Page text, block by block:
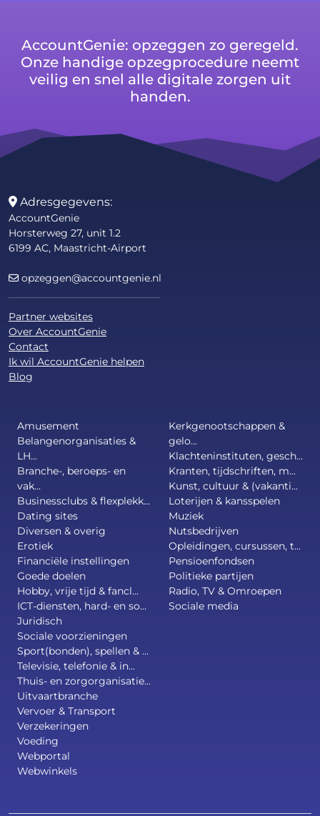
AccountGenie: opzeggen zo geregeld.
Onze handige opzegprocedure neemt
veilig en snel alle digitale zorgen uit
handen.
Adresgegevens:
AccountGenie
Horsterweg 27, unit 1.2
6199 AC, Maastricht-Airport
opzeggen@accountgenie.nl
Partner websites
Over AccountGenie
Contact
Ik wil AccountGenie helpen
Blog
Amusement
Belangenorganisaties &
LH...
Branche-, beroeps- en
vak...
Businessclubs & flexplekk...
Dating sites
Diversen & overig
Erotiek
Financiële instellingen
Goede doelen
Hobby, vrije tijd & fancl...
ICT-diensten, hard- en so...
Juridisch
Kerkgenootschappen &
gelo...
Klachteninstituten, gesch...
Kranten, tijdschriften, m...
Kunst, cultuur & (vakanti...
Loterijen & kansspelen
Muziek
Nutsbedrijven
Opleidingen, cursussen, t...
Pensioenfondsen
Politieke partijen
Radio, TV & Omroepen
Sociale media
Sociale voorzieningen
Sport(bonden), spellen & ...
Televisie, telefonie & in...
Thuis- en zorgorganisatie...
Uitvaartbranche
Vervoer & Transport
Verzekeringen
Voeding
Webportal
Webwinkels